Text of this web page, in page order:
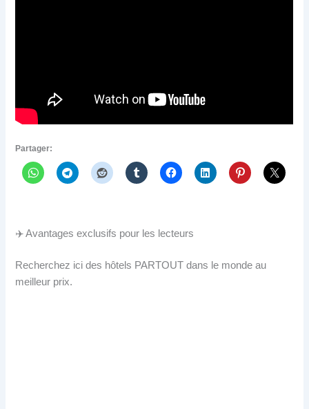
Partager:
✈️ Avantages exclusifs pour les lecteurs
Recherchez ici des hôtels PARTOUT dans le monde au
meilleur prix.